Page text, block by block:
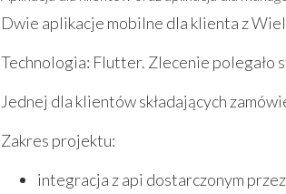
Dwie aplikacje mobilne dla klienta z
Technologia: Flutter. Zlecenie polegało
Jednej dla klientów składających
Zakres projektu:
integracja z api dostarczonym